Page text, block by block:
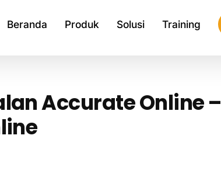
Beranda Produk Solusi Training
Accurate Online –